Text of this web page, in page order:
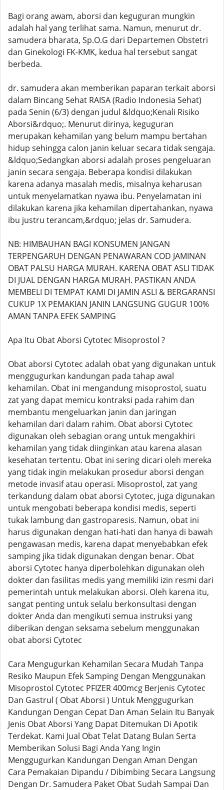
Bagi orang awam, aborsi dan keguguran mungkin
adalah hal yang terlihat sama. Namun, menurut dr.
samudera bharata, Sp.O.G dari Departemen Obstetri
dan Ginekologi FK-KMK, kedua hal tersebut sangat
berbeda.
dr. samudera akan memberikan paparan terkait aborsi
dalam Bincang Sehat RAISA (Radio Indonesia Sehat)
pada Senin (6/3) dengan judul &ldquo;Kenali Risiko
Aborsi&rdquo;. Menurut dirinya, keguguran
merupakan kehamilan yang belum mampu bertahan
hidup sehingga calon janin keluar secara tidak sengaja.
&ldquo;Sedangkan aborsi adalah proses pengeluaran
janin secara sengaja. Beberapa kondisi dilakukan
karena adanya masalah medis, misalnya keharusan
untuk menyelamatkan nyawa ibu. Penyelamatan ini
dilakukan karena jika kehamilan dipertahankan, nyawa
ibu justru terancam,&rdquo; jelas dr. Samudera.
NB: HIMBAUHAN BAGI KONSUMEN JANGAN
TERPENGARUH DENGAN PENAWARAN COD JAMINAN
OBAT PALSU HARGA MURAH. KARENA OBAT ASLI TIDAK
DI JUAL DENGAN HARGA MURAH. PASTIKAN ANDA
MEMBELI DI TEMPAT KAMI DI JAMIN ASLI & BERGARANSI
CUKUP 1X PEMAKIAN JANIN LANGSUNG GUGUR 100%
AMAN TANPA EFEK SAMPING
Apa Itu Obat Aborsi Cytotec Misoprostol ?
Obat aborsi Cytotec adalah obat yang digunakan untuk
menggugurkan kandungan pada tahap awal
kehamilan. Obat ini mengandung misoprostol, suatu
zat yang dapat memicu kontraksi pada rahim dan
membantu mengeluarkan janin dan jaringan
kehamilan dari dalam rahim. Obat aborsi Cytotec
digunakan oleh sebagian orang untuk mengakhiri
kehamilan yang tidak diinginkan atau karena alasan
kesehatan tertentu. Obat ini sering dicari oleh mereka
yang tidak ingin melakukan prosedur aborsi dengan
metode invasif atau operasi. Misoprostol, zat yang
terkandung dalam obat aborsi Cytotec, juga digunakan
untuk mengobati beberapa kondisi medis, seperti
tukak lambung dan gastroparesis. Namun, obat ini
harus digunakan dengan hati-hati dan hanya di bawah
pengawasan medis, karena dapat menyebabkan efek
samping jika tidak digunakan dengan benar. Obat
aborsi Cytotec hanya diperbolehkan digunakan oleh
dokter dan fasilitas medis yang memiliki izin resmi dari
pemerintah untuk melakukan aborsi. Oleh karena itu,
sangat penting untuk selalu berkonsultasi dengan
dokter Anda dan mengikuti semua instruksi yang
diberikan dengan seksama sebelum menggunakan
obat aborsi Cytotec
Cara Mengugurkan Kehamilan Secara Mudah Tanpa
Resiko Maupun Efek Samping Dengan Menggunakan
Misoprostol Cytotec PFIZER 400mcg Berjenis Cytotec
Dan Gastrul ( Obat Aborsi ) Untuk Menggugurkan
Kandungan Dengan Cepat Dan Aman Selain Itu Banyak
Jenis Obat Aborsi Yang Dapat Ditemukan Di Apotik
Terdekat. Kami Jual Obat Telat Datang Bulan Serta
Memberikan Solusi Bagi Anda Yang Ingin
Menggugurkan Kandungan Dengan Aman Dengan
Cara Pemakaian Dipandu / Dibimbing Secara Langsung
Dengan Dr. Samudera Paket Obat Sudah Sampai Dan